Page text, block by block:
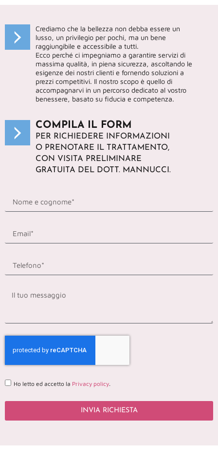
Crediamo che la bellezza non debba essere un
lusso, un privilegio per pochi, ma un bene
raggiungibile e accessibile a tutti.
Ecco perché ci impegniamo a garantire servizi di
massima qualità, in piena sicurezza, ascoltando le
esigenze dei nostri clienti e fornendo soluzioni a
prezzi competitivi. Il nostro scopo è quello di
accompagnarvi in un percorso dedicato al vostro
benessere, basato su fiducia e competenza.
COMPILA IL FORM
PER RICHIEDERE INFORMAZIONI
O PRENOTARE IL TRATTAMENTO,
CON VISITA PRELIMINARE
GRATUITA DEL DOTT. MANNUCCI.
Ho letto ed accetto la Privacy policy.
INVIA RICHIESTA